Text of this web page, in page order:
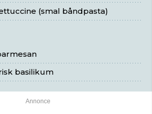
(smal båndpasta)
basilikum